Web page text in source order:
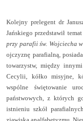
Kolejny prelegent dr
Jańskiego przedstawił temat
przy parafii św. Wojciecha
ojczyznę parafialną,
towarzystw, między
Cecylii, kółko misyjne,
wspólne świętowanie
państwowych, z których
istnieniu szkół